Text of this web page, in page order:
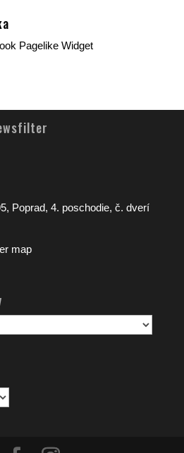
Poprad, 4. poschodie, č. dverí